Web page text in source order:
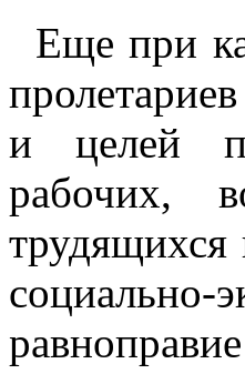
Еще при
и целей
рабочих,
трудящихся